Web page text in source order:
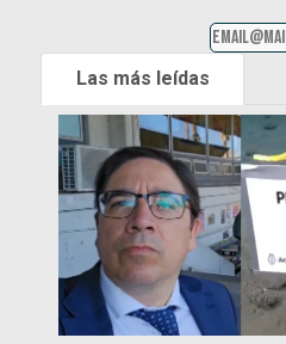
Las más leídas